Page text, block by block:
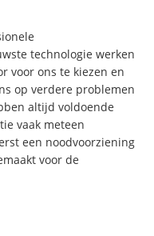
technologie werken
voor ons te kiezen en
op verdere problemen
altijd voldoende
vaak meteen
een noodvoorziening
voor de